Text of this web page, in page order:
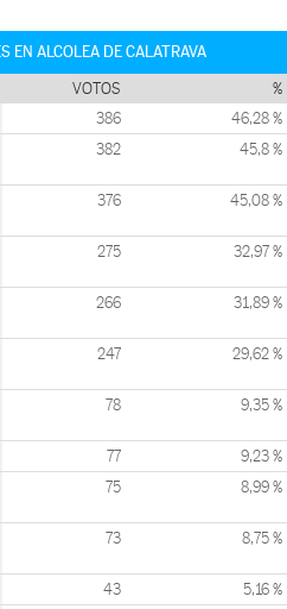
EN ALCOLEA DE CALATRAVA
VOTOS %
386 46,28 %
382 45,8 %
376 45,08 %
275 32,97 %
266 31,89 %
247 29,62 %
78 9,35 %
77 9,23 %
75 8,99 %
73 8,75 %
43 5,16 %